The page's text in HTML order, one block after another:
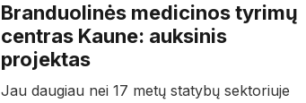
Branduolinės medicinos tyrimų
centras Kaune: auksinis
projektas
Jau daugiau nei 17 metų statybų sektoriuje